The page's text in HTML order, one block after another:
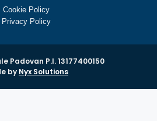
Cookie Policy
Privacy Policy
Padovan P.I. 13177400150
by Nyx Solutions